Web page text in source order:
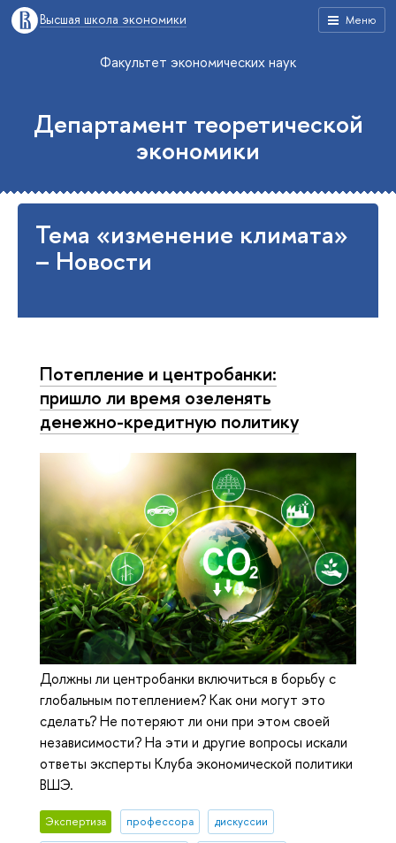
Меню
Высшая школа экономики
Факультет экономических наук
Департамент теоретической
экономики
Тема «изменение климата»
– Новости
Потепление и центробанки:
пришло ли время озеленять
денежно-кредитную политику
Должны ли центробанки включиться в борьбу с
глобальным потеплением? Как они могут это
сделать? Не потеряют ли они при этом своей
независимости? На эти и другие вопросы искали
ответы эксперты Клуба экономической политики
ВШЭ.
Экспертиза профессора дискуссии